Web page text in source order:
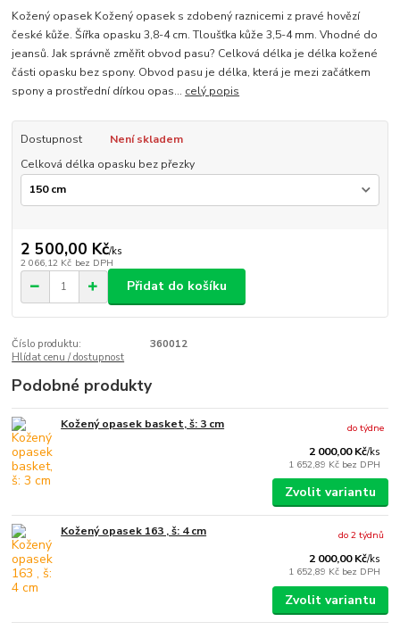
Kožený opasek Kožený opasek s zdobený raznicemi z pravé hovězí
české kůže. Šířka opasku 3,8-4 cm. Tloušťka kůže 3,5-4 mm. Vhodné do
jeansů. Jak správně změřit obvod pasu? Celková délka je délka kožené
části opasku bez spony. Obvod pasu je délka, která je mezi začátkem
spony a prostřední dírkou opas... celý popis
Dostupnost
Není skladem
Celková délka opasku bez přezky
2 500,00 Kč/ks
2 066,12 Kč bez DPH
Přidat do košíku
Číslo produktu:
360012
Hlídat cenu / dostupnost
Podobné produkty
Kožený opasek basket, š: 3 cm
2 000,00 Kč/ks
1 652,89 Kč bez DPH
do týdne
Zvolit variantu
Kožený opasek 163 , š: 4 cm
2 000,00 Kč/ks
1 652,89 Kč bez DPH
do 2 týdnů
Zvolit variantu